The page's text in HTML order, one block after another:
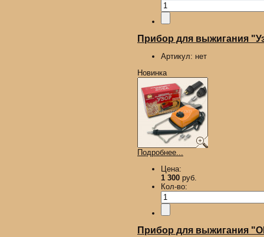
Прибор для выжигания
Артикул: нет
Новинка
Подробнее...
Цена:
1 300 руб.
Кол-во:
Прибор для выжигания